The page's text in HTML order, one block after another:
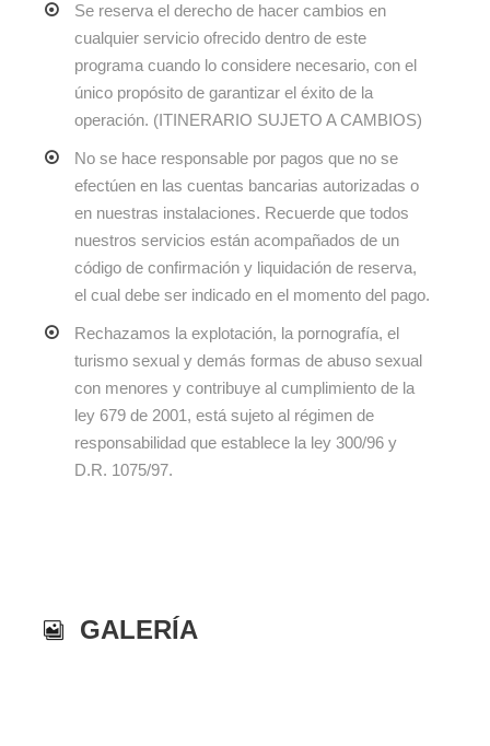
Se reserva el derecho de hacer cambios en
cualquier servicio ofrecido dentro de este
programa cuando lo considere necesario, con el
único propósito de garantizar el éxito de la
operación. (ITINERARIO SUJETO A CAMBIOS)
No se hace responsable por pagos que no se
efectúen en las cuentas bancarias autorizadas o
en nuestras instalaciones. Recuerde que todos
nuestros servicios están acompañados de un
código de confirmación y liquidación de reserva,
el cual debe ser indicado en el momento del pago.
Rechazamos la explotación, la pornografía, el
turismo sexual y demás formas de abuso sexual
con menores y contribuye al cumplimiento de la
ley 679 de 2001, está sujeto al régimen de
responsabilidad que establece la ley 300/96 y
D.R. 1075/97.
GALERÍA